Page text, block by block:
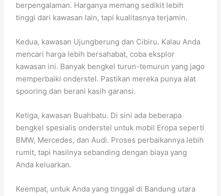
berpengalaman. Harganya memang sedikit lebih
tinggi dari kawasan lain, tapi kualitasnya terjamin.
Kedua, kawasan Ujungberung dan Cibiru. Kalau Anda
mencari harga lebih bersahabat, coba eksplor
kawasan ini. Banyak bengkel turun-temurun yang jago
memperbaiki onderstel. Pastikan mereka punya alat
spooring dan berani kasih garansi.
Ketiga, kawasan Buahbatu. Di sini ada beberapa
bengkel spesialis onderstel untuk mobil Eropa seperti
BMW, Mercedes, dan Audi. Proses perbaikannya lebih
rumit, tapi hasilnya sebanding dengan biaya yang
Anda keluarkan.
Keempat, untuk Anda yang tinggal di Bandung utara